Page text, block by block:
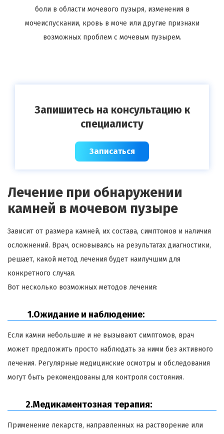
боли в области мочевого пузыря, изменения в
мочеиспускании, кровь в моче или другие признаки
возможных проблем с мочевым пузырем.
Запишитесь на консультацию к
специалисту
Записаться
Лечение при обнаружении
камней в мочевом пузыре
Зависит от размера камней, их состава, симптомов и наличия
осложнений. Врач, основываясь на результатах диагностики,
решает, какой метод лечения будет наилучшим для
конкретного случая.
Вот несколько возможных методов лечения:
1.Ожидание и наблюдение:
Если камни небольшие и не вызывают симптомов, врач
может предложить просто наблюдать за ними без активного
лечения. Регулярные медицинские осмотры и обследования
могут быть рекомендованы для контроля состояния.
2.Медикаментозная терапия:
Применение лекарств, направленных на растворение или